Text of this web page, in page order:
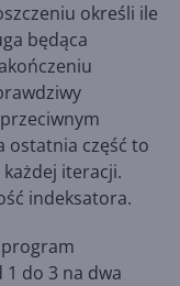
określi ile
będąca
ostatnia część to
iteracji.
indeksatora.
program
do 3 na dwa